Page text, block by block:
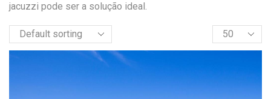
jacuzzi pode ser a solução ideal.